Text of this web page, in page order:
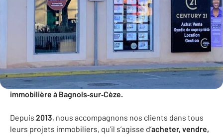
Bienvenue chez Century 21 La Big
Bienvenue chez Century 21 La Big, votre agence
immobilière à Bagnols‑sur‑Cèze.
Depuis 2013, nous accompagnons nos clients dans tous
leurs projets immobiliers, qu’il s’agisse d’acheter, vendre,